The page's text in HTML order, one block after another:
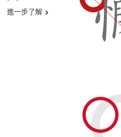
進一步了解